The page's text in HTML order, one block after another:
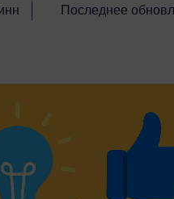
Последнее